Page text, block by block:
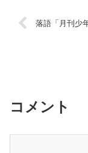
落語「月刊少
コメント